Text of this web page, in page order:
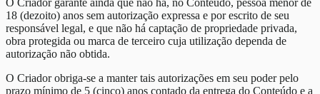
O Criador garante ainda que não há, no Conteúdo, pessoa menor de
18 (dezoito) anos sem autorização expressa e por escrito de seu
responsável legal, e que não há captação de propriedade privada,
obra protegida ou marca de terceiro cuja utilização dependa de
autorização não obtida.
O Criador obriga-se a manter tais autorizações em seu poder pelo
prazo mínimo de 5 (cinco) anos contado da entrega do Conteúdo e a